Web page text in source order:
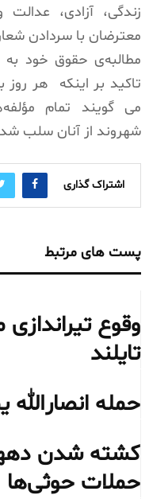
زندگی، آزادی،
معترضان با سردادن
مطالبه‌ی حقوق خود به
تاکید بر اینکه
هر روز
می گویند تمام
شهروند از آنان سلب
اشتراک گذاری
پست های مرتبط
وقوع
تایلند
حمله
کشته شدن
حملات حوثی‌ها